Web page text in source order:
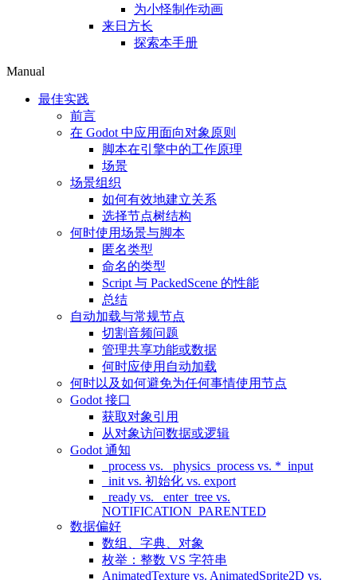
为小怪制作动画
来日方长
探索本手册
Manual
最佳实践
前言
在 Godot 中应用面向对象原则
脚本在引擎中的工作原理
场景
场景组织
如何有效地建立关系
选择节点树结构
何时使用场景与脚本
匿名类型
命名的类型
Script 与 PackedScene 的性能
总结
自动加载与常规节点
切割音频问题
管理共享功能或数据
何时应使用自动加载
何时以及如何避免为任何事情使用节点
Godot 接口
获取对象引用
从对象访问数据或逻辑
Godot 通知
_process vs. _physics_process vs. *_input
_init vs. 初始化 vs. export
_ready vs. _enter_tree vs.
NOTIFICATION_PARENTED
数据偏好
数组、字典、对象
枚举：整数 VS 字符串
AnimatedTexture vs. AnimatedSprite2D vs.